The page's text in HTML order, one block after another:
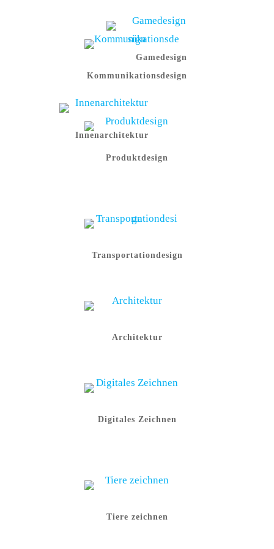
Gamedesign
Kommunikationsdesign
Innenarchitektur
Produktdesign
Transportationdesign
Architektur
Digitales Zeichnen
Tiere zeichnen